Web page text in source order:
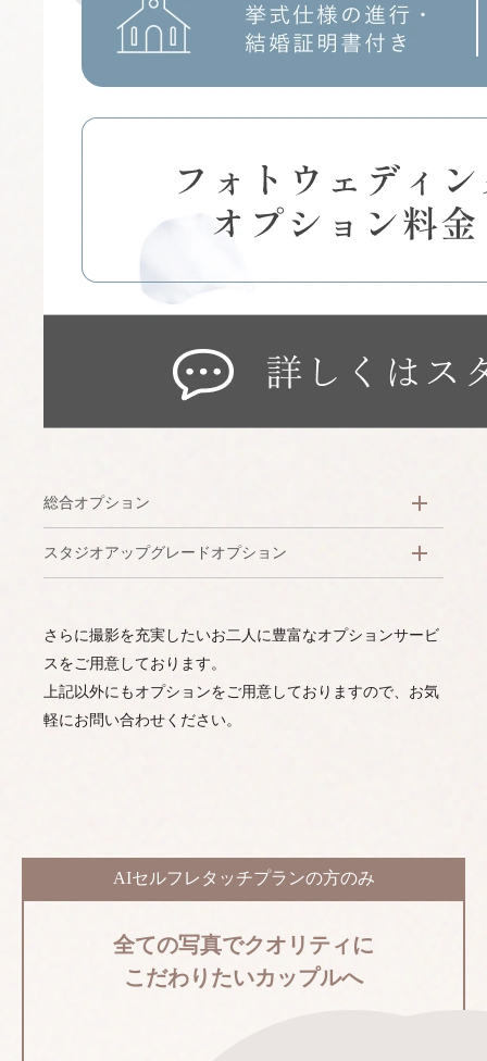
総合オプション
スタジオアップグレードオプション
さらに撮影を充実したいお二人に豊富なオプションサービ
スをご用意しております。
上記以外にもオプションをご用意しておりますので、お気
軽にお問い合わせください。
AIセルフレタッチプランの方のみ
全ての写真でクオリティに
こだわりたいカップルへ